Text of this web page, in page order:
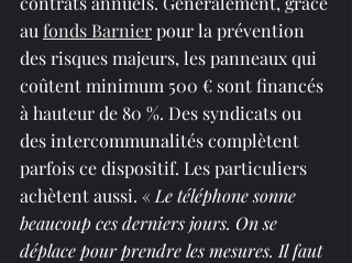
au fonds Barnier pour la prévention
des risques majeurs, les panneaux qui
coûtent minimum 500 € sont financés
à hauteur de 80 %. Des syndicats ou
des intercommunalités complètent
parfois ce dispositif. Les particuliers
achètent aussi. « Le téléphone sonne
beaucoup ces derniers jours. On se
déplace pour prendre les mesures. Il faut